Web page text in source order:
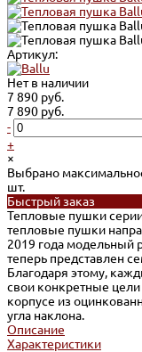
Артикул:
Нет в наличии
7 890 руб.
7 890 руб.
-
+
×
Выбрано
шт.
Быстрый заказ
Тепловые пушки
тепловые пушки
2019 года модельный
теперь представлен
Благодаря этому,
свои конкретные
корпусе из
угла наклона.
Описание
Характеристики